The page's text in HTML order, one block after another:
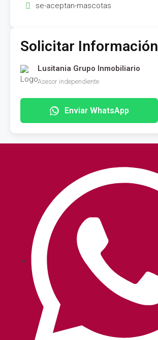
se-aceptan-mascotas
Solicitar Información
Lusitania Grupo Inmobiliario
Asesor independiente
Enviar WhatsApp